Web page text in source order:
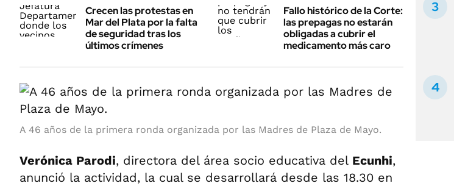
Crecen las protestas en
Mar del Plata por la falta
de seguridad tras los
últimos crímenes
Fallo histórico de la Corte:
las prepagas no estarán
obligadas a cubrir el
medicamento más caro
A 46 años de la primera ronda organizada por las Madres de Plaza de Mayo.
Verónica Parodi, directora del área socio educativa del Ecunhi,
anunció la actividad, la cual se desarrollará desde las 18.30 en